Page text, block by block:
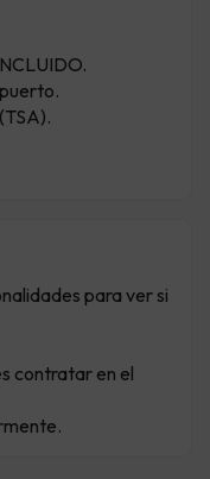
para ver si
contratar en el